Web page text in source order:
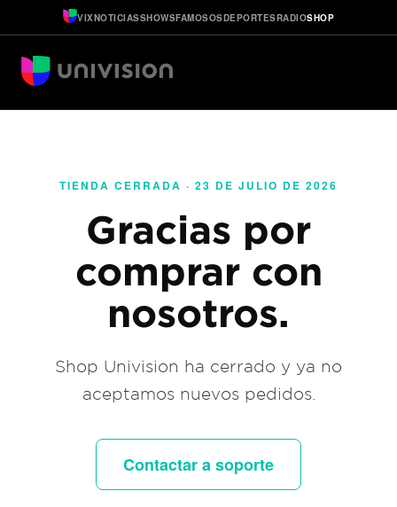
VIXNOTICIASSHOWSFAMOSOSDEPORTESRADIOSHOP
TIENDA CERRADA · 23 DE JULIO DE 2026
Gracias por
comprar con
nosotros.
Shop Univision ha cerrado y ya no
aceptamos nuevos pedidos.
Contactar a soporte